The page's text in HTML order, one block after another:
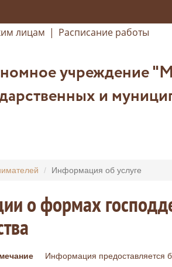
лицам | Расписание работы
учреждение
и
Информация об услуге
о формах
Информация предоставляется